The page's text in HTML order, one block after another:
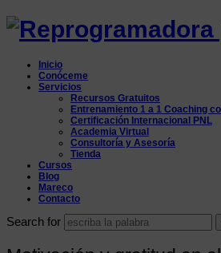
Reprogramadora
para
éxito
Inicio
Conóceme
Servicios
Recursos Gratuitos
Entrenamiento 1 a 1 Coaching
Certificación Internacional PNL
Academia Virtual
Consultoría y Asesoría
Tienda
Cursos
Blog
Mareco
Contacto
Search for